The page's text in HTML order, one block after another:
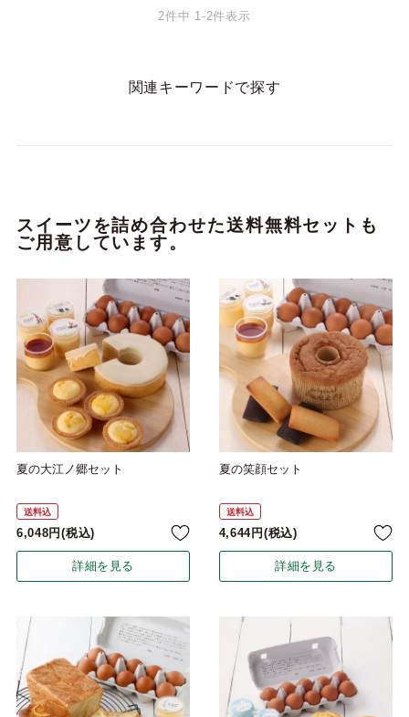
2件中 1 -2件表示
関連キーワードで探す
スイーツを詰め合わせた送料無料セットも
ご用意しています。
夏の大江ノ郷セット
送料込
6,048 税込
詳細を見る
夏の笑顔セット
送料込
4,644 税込
詳細を見る